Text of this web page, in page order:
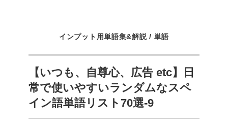
インプット用単語集&解説 / 単語
【いつも、自尊心、広告 etc】日
常で使いやすいランダムなスペ
イン語単語リスト70選-9